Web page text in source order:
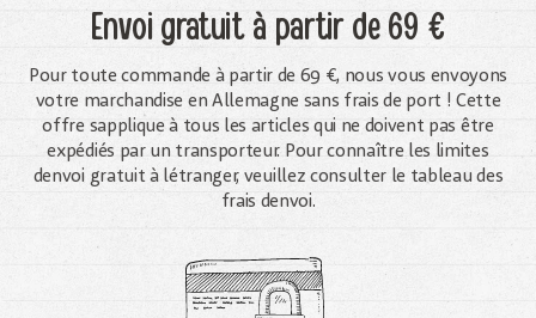
Envoi gratuità partir de 69 €
Pour toute commande à partir de 69 €, nous vous envoyons
votre marchandise en Allemagne sans frais de port ! Cette
offre sapplique à tous les articles qui ne doivent pas être
expédiés par un transporteur. Pour connaître les limites
denvoi gratuit à létranger, veuillez consulter le tableau des
frais denvoi.